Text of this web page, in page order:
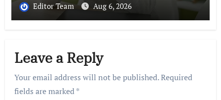
Editor Team Aug 6, 2026
Leave a Reply
Your email address will not be published.Required
fields are marked*